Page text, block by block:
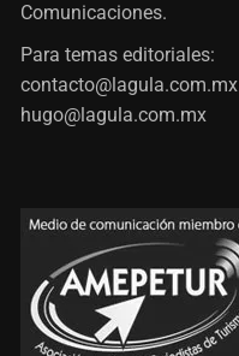
Comunicaciones.
Para temas editoriales:
contacto@lagula.com.mx
hugo@lagula.com.mx